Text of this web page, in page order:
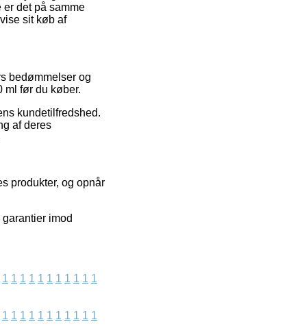
det på samme
sit køb af
bedømmelser og
ml før du køber.
kundetilfredshed.
af deres
produkter, og opnår
imod
1 1 1 1 1 1 1 1 1 1 1
1 1 1 1 1 1 1 1 1 1 1